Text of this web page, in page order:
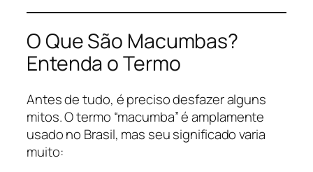
O Que São Macumbas?
Entenda o Termo
Antes de tudo, é preciso desfazer alguns
mitos. O termo “macumba” é amplamente
usado no Brasil, mas seu significado varia
muito: